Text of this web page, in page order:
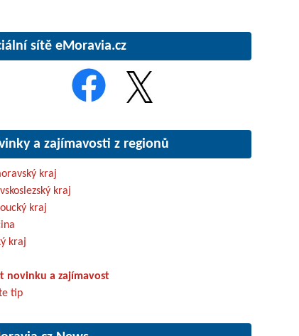
sítě eMoravia.cz
a zajímavosti z regionů
kraj
kraj
kraj
kraj
novinku a zajímavost
tip